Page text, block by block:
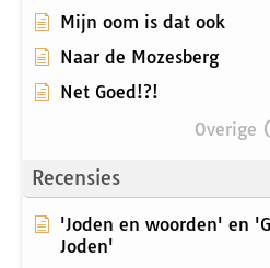
Mijn oom is dat ook
Naar de Mozesberg
Net Goed!?!
Overige
Recensies
'Joden en woorden' en
Joden'